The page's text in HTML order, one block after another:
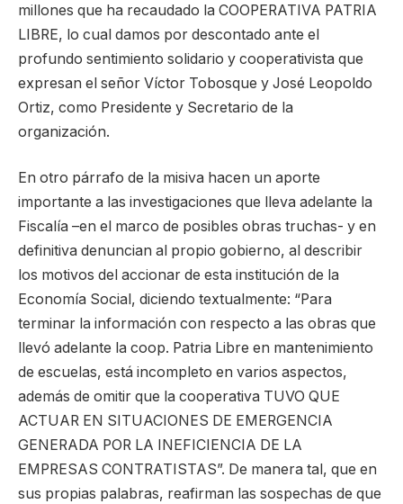
millones que ha recaudado la COOPERATIVA PATRIA
LIBRE, lo cual damos por descontado ante el
profundo sentimiento solidario y cooperativista que
expresan el señor Víctor Tobosque y José Leopoldo
Ortiz, como Presidente y Secretario de la
organización.
En otro párrafo de la misiva hacen un aporte
importante a las investigaciones que lleva adelante la
Fiscalía –en el marco de posibles obras truchas- y en
definitiva denuncian al propio gobierno, al describir
los motivos del accionar de esta institución de la
Economía Social, diciendo textualmente: “Para
terminar la información con respecto a las obras que
llevó adelante la coop. Patria Libre en mantenimiento
de escuelas, está incompleto en varios aspectos,
además de omitir que la cooperativa TUVO QUE
ACTUAR EN SITUACIONES DE EMERGENCIA
GENERADA POR LA INEFICIENCIA DE LA
EMPRESAS CONTRATISTAS”. De manera tal, que en
sus propias palabras, reafirman las sospechas de que